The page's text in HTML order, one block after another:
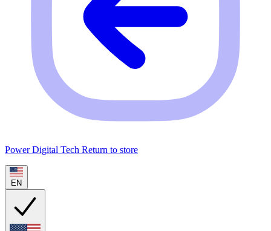
Power Digital Tech Return to store
EN